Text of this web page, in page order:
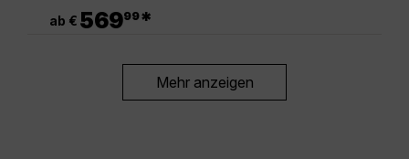
ab € 56999*
Mehr anzeigen